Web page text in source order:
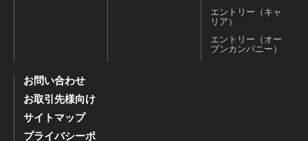
エントリー（キャ
リア）
エントリー（オー
プンカンパニー）
お問い合わせ
お取引先様向け
サイトマップ
プライバシーポ